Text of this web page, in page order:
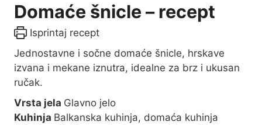
Domaće šnicle – recept
Isprintaj recept
Jednostavne i sočne domaće šnicle, hrskave
izvana i mekane iznutra, idealne za brz i ukusan
ručak.
Vrsta jela Glavno jelo
Kuhinja Balkanska kuhinja, domaća kuhinja